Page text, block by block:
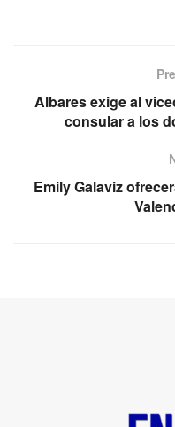
Albares exige al
consular a los
Emily Galaviz